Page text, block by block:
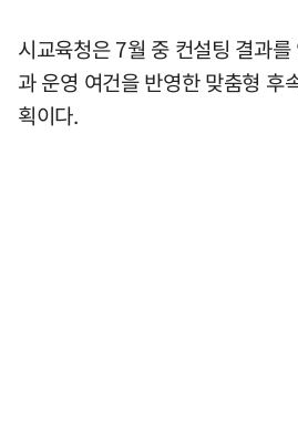
시교육청은 7월 중 컨설팅 결과
과 운영 여건을 반영한 맞춤형 후
획이다.